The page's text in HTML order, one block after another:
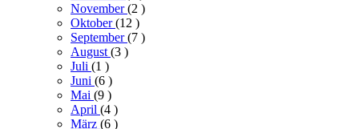
November(2 )
Oktober(12 )
September(7 )
August(3 )
Juli (1 )
Juni (6 )
Mai (9 )
April (4 )
März (6 )